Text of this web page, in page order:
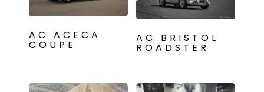
AC ACECA
COUPE
AC BRISTOL
ROADSTER